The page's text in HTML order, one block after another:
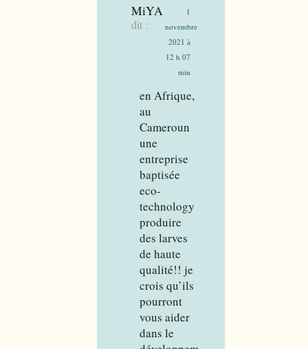
MiYA
dit :
1
novembre
2021 à
12 h 07
min
en Afrique,
au
Cameroun
une
entreprise
baptisée
eco-
technology
produire
des larves
de haute
qualité!! je
crois qu’ils
pourront
vous aider
dans le